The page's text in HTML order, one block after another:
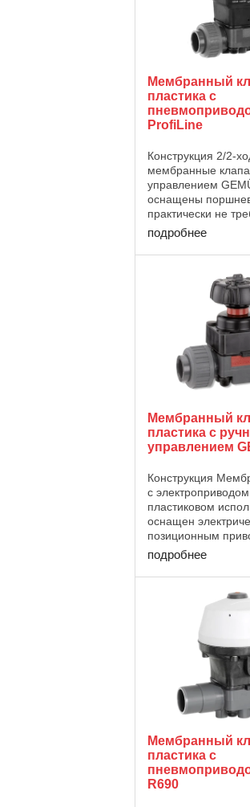
Мембранный
пластика с
ProfiLine
Конструкция 2/2-
мембранные
управлением
оснащены
практически не
обслуживания,
управляться
воздействия
газообразных
подробнее
Мембранный
пластика с
управлением
Конструкция
с
пластиковом
оснащен
позиционным
практически не
обслуживания, с
синхронным
Управление
подробнее
Мембранный
пластика с
R690